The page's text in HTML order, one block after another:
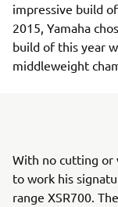
impressive build
2015, Yamaha
build of this year
middleweight
With no cutting or
to work his
range XSR700.